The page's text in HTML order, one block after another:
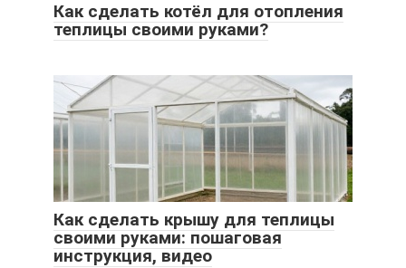
Как сделать котёл для отопления
теплицы своими руками?
Как сделать крышу для теплицы
своими руками: пошаговая
инструкция, видео